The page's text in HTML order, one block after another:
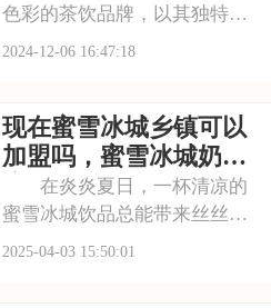
色彩的茶饮品牌，以其独特的
魅力和精致的外观，吸引了无
般的茶饮创业之旅。在这里，
你将获得全方位的支持和帮
助，从选址到装修，从
2024-12-06 16:47:18
现在蜜雪冰城乡镇可以
加盟吗，蜜雪冰城奶茶
店需要投资多少钱
在炎炎夏日，一杯清凉的
蜜雪冰城饮品总能带来丝丝凉
意与甜蜜。而想要成为这个备
2025-04-03 15:50:01